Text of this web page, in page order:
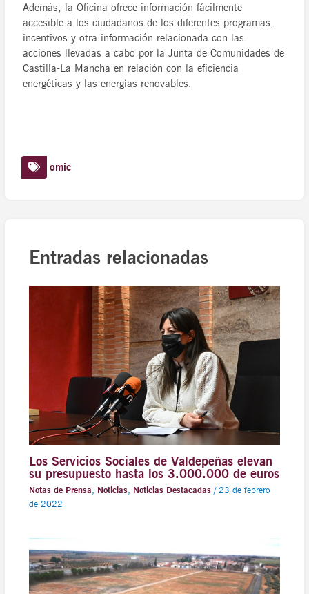
Además, la Oficina ofrece información fácilmente
accesible a los ciudadanos de los diferentes programas,
incentivos y otra información relacionada con las
acciones llevadas a cabo por la Junta de Comunidades de
Castilla-La Mancha en relación con la eficiencia
energéticas y las energías renovables.
omic
Entradas relacionadas
Los Servicios Sociales de Valdepeñas elevan
su presupuesto hasta los 3.000.000 de euros
Notas de Prensa, Noticias, Noticias Destacadas/ 23 de febrero
de 2022